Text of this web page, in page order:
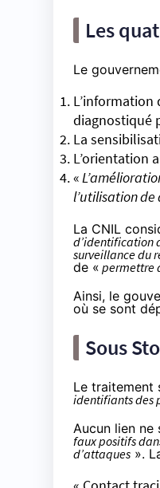
Les
Le
diagnostiqué
La
L’orientation
«
l’utilisation
La CNIL
d’identification
surveillance du
de « permettre
Ainsi, le
où se sont
Sous
Le traitement
identifiants des
Aucun lien ne
faux positifs
d’attaques ».